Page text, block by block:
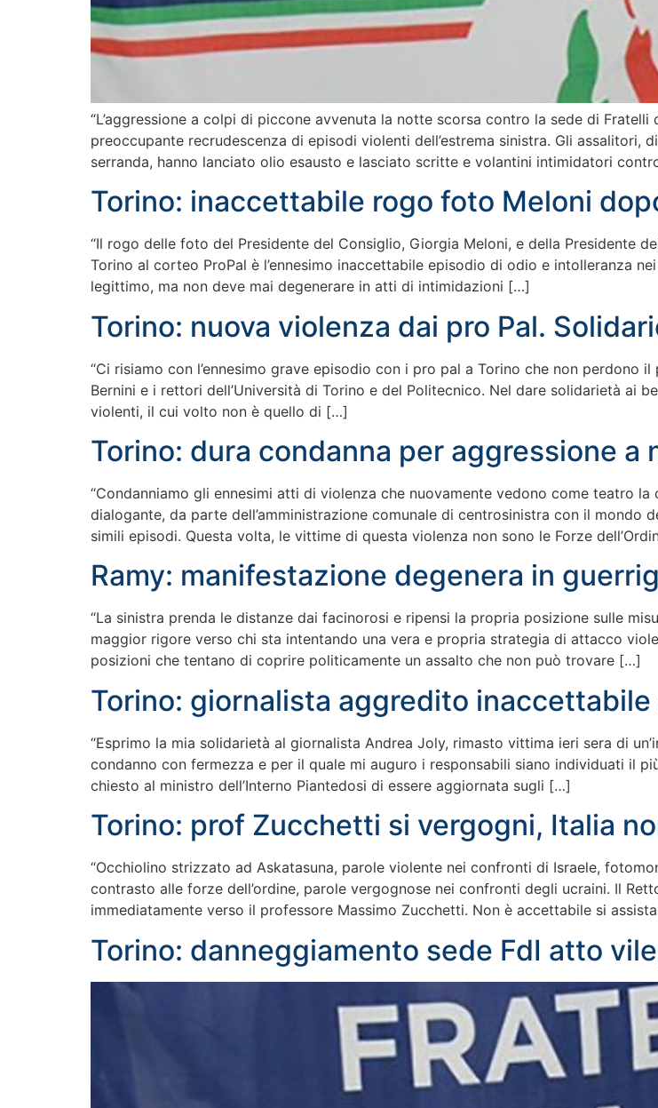
“L’aggressione a colpi di piccone avvenuta la notte scorsa contro la sede di
preoccupante recrudescenza di episodi violenti dell’estrema sinistra. Gli assalitori,
serranda, hanno lanciato olio esausto e lasciato scritte e volantini intimidatori
Torino: inaccettabile rogo foto Meloni
“Il rogo delle foto del Presidente del Consiglio, Giorgia Meloni, e della Presidente
Torino al corteo ProPal è l’ennesimo inaccettabile episodio di odio e intolleranza
legittimo, ma non deve mai degenerare in atti di intimidazioni […]
Torino: nuova violenza dai pro Pal.
“Ci risiamo con l’ennesimo grave episodio con i pro pal a Torino che non
Bernini e i rettori dell’Università di Torino e del Politecnico. Nel dare solidarietà ai
violenti, il cui volto non è quello di […]
Torino: dura condanna per aggressione a
“Condanniamo gli ennesimi atti di violenza che nuovamente vedono come teatro
dialogante, da parte dell’amministrazione comunale di centrosinistra con il mondo
simili episodi. Questa volta, le vittime di questa violenza non sono le Forze
Ramy: manifestazione degenera in
“La sinistra prenda le distanze dai facinorosi e ripensi la propria posizione sulle
maggior rigore verso chi sta intentando una vera e propria strategia di attacco
posizioni che tentano di coprire politicamente un assalto che non può trovare […]
Torino: giornalista aggredito
“Esprimo la mia solidarietà al giornalista Andrea Joly, rimasto vittima ieri sera di
condanno con fermezza e per il quale mi auguro i responsabili siano individuati il
chiesto al ministro dell’Interno Piantedosi di essere aggiornata sugli […]
Torino: prof Zucchetti si vergogni, Italia
“Occhiolino strizzato ad Askatasuna, parole violente nei confronti di Israele,
contrasto alle forze dell’ordine, parole vergognose nei confronti degli ucraini. Il
immediatamente verso il professore Massimo Zucchetti. Non è accettabile si
Torino: danneggiamento sede FdI atto